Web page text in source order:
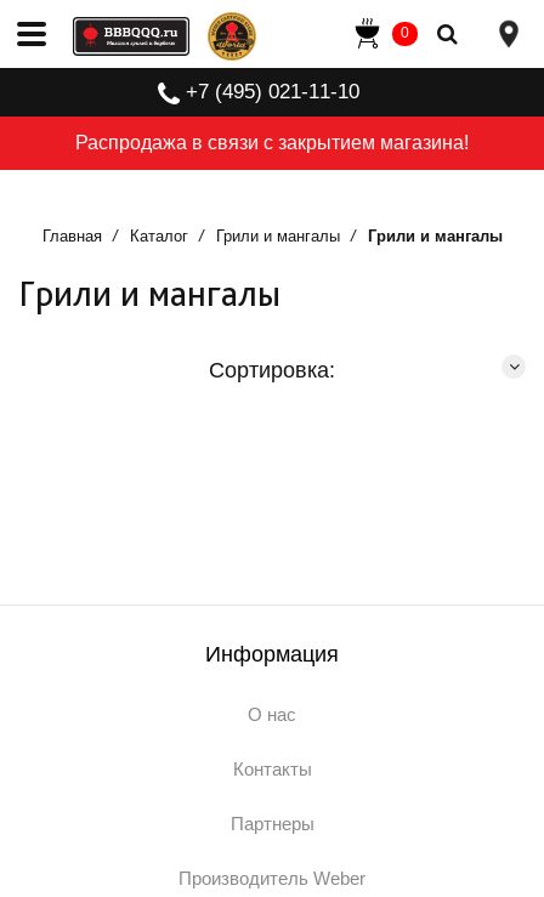
Распродажа в связи с закрытием магазина!
+7 (495) 021-11-10
0
Главная Каталог Грили и мангалы Грили и мангалы
Грили и мангалы
Сортировка:
Информация
О нас
Контакты
Партнеры
Производитель Weber